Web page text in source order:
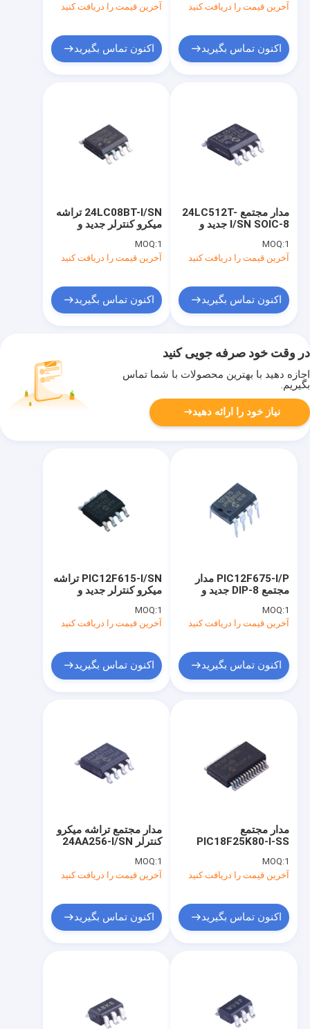
فیلم های
آخرین قیمت را دریافت کنید
اکنون تماس بگیرید
آخرین قیمت را دریافت کنید
اکنون تماس بگیرید
24LC08BT-I/SN تراشه
میکرو کنترلر جدید و
MOQ:1
آخرین قیمت را دریافت کنید
اکنون تماس بگیرید
مدار مجتمع 24LC512T-
I/SN SOIC-8 جدید و
MOQ:1
آخرین قیمت را دریافت کنید
اکنون تماس بگیرید
در وقت خود صرفه جویی کنید
اجازه دهید با بهترین محصولات با شما تماس
بگیریم.
نیاز خود را ارائه دهید
PIC12F615-I/SN تراشه
میکرو کنترلر جدید و
8
MOQ:1
آخرین قیمت را دریافت کنید
اکنون تماس بگیرید
PIC12F675-I/P مدار
مجتمع DIP-8 جدید و
MOQ:1
آخرین قیمت را دریافت کنید
اکنون تماس بگیرید
مدار مجتمع تراشه میکرو
کنترلر 24AA256-I/SN
MOQ:1
آخرین قیمت را دریافت کنید
اکنون تماس بگیرید
مدار مجتمع
PIC18F25K80-I-SS
MOQ:1
آخرین قیمت را دریافت کنید
اکنون تماس بگیرید